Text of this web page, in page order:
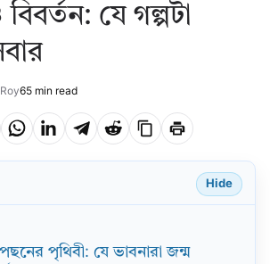
যে গল্পটা
65 min read
Hide
পৃথিবী: যে ভাবনারা জন্ম